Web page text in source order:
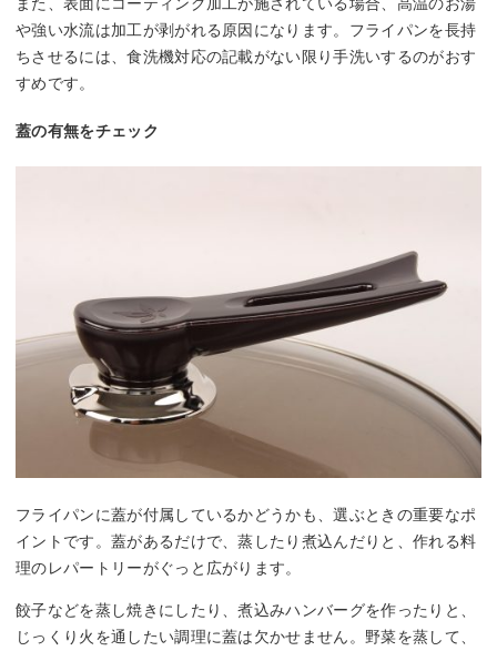
や強い水流は加工が剥がれる原因になります。フライパンを長持
ちさせるには、食洗機対応の記載がない限り手洗いするのがおす
すめです。
蓋の有無をチェック
フライパンに蓋が付属しているかどうかも、選ぶときの重要なポ
イントです。蓋があるだけで、蒸したり煮込んだりと、作れる料
理のレパートリーがぐっと広がります。
餃子などを蒸し焼きにしたり、煮込みハンバーグを作ったりと、
じっくり火を通したい調理に蓋は欠かせません。野菜を蒸して、